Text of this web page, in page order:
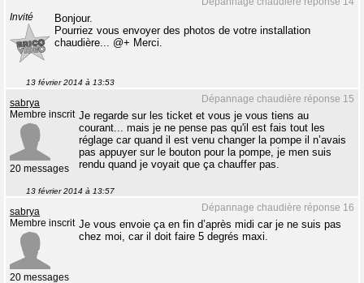
Invité
Bonjour.
Pourriez vous envoyer des photos de votre installation
chaudière... @+ Merci.
13 février 2014 à 13:53
Dépannage chaudière réponse 15
sabrya
Membre inscrit
20 messages
Je regarde sur les ticket et vous je vous tiens au
courant... mais je ne pense pas qu'il est fais tout les
réglage car quand il est venu changer la pompe il n’avais
pas appuyer sur le bouton pour la pompe, je men suis
rendu quand je voyait que ça chauffer pas.
13 février 2014 à 13:57
Dépannage chaudière réponse 16
sabrya
Membre inscrit
20 messages
Je vous envoie ça en fin d’après midi car je ne suis pas
chez moi, car il doit faire 5 degrés maxi.